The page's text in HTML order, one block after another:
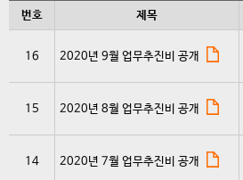
번호 제목
16 2020년 9월 업무추진비 공개
15 2020년 8월 업무추진비 공개
14 2020년 7월 업무추진비 공개